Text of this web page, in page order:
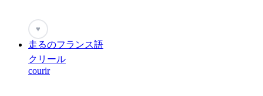
♥
走るのフランス語
クリール
courir